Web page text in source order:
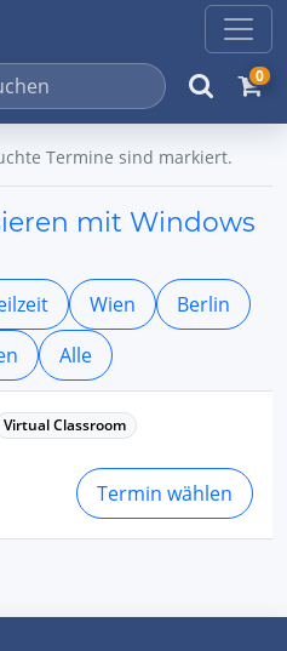
0
Termine sind markiert.
mit Windows
Wien
Berlin
Alle
Virtual Classroom
Termin wählen